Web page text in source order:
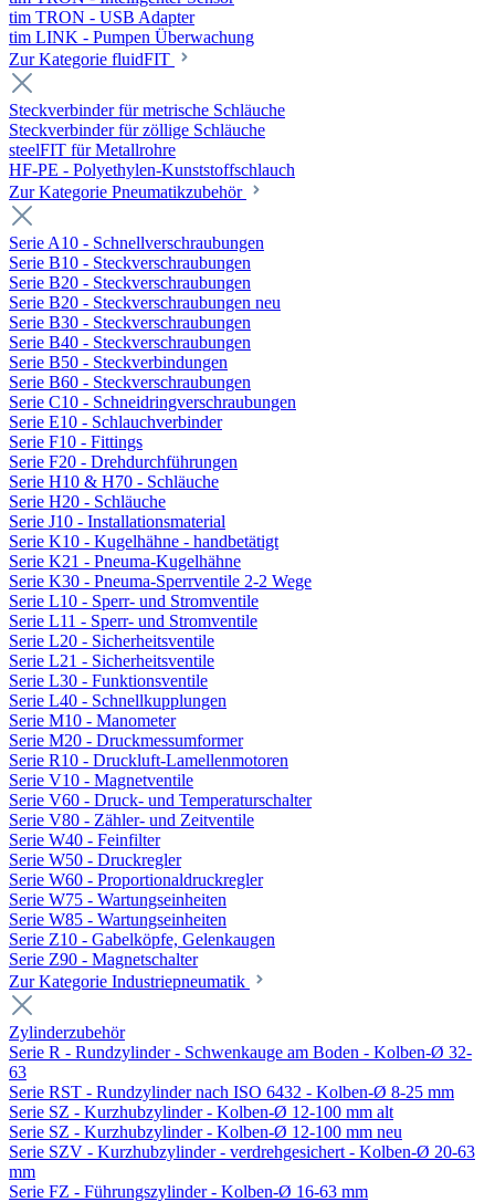
tim TRON - USB Adapter
tim LINK - Pumpen Überwachung
Zur Kategorie fluidFIT
Steckverbinder für metrische Schläuche
Steckverbinder für zöllige Schläuche
steelFIT für Metallrohre
HF-PE - Polyethylen-Kunststoffschlauch
Zur Kategorie Pneumatikzubehör
Serie A10 - Schnellverschraubungen
Serie B10 - Steckverschraubungen
Serie B20 - Steckverschraubungen
Serie B20 - Steckverschraubungen neu
Serie B30 - Steckverschraubungen
Serie B40 - Steckverschraubungen
Serie B50 - Steckverbindungen
Serie B60 - Steckverschraubungen
Serie C10 - Schneidringverschraubungen
Serie E10 - Schlauchverbinder
Serie F10 - Fittings
Serie F20 - Drehdurchführungen
Serie H10 & H70 - Schläuche
Serie H20 - Schläuche
Serie J10 - Installationsmaterial
Serie K10 - Kugelhähne - handbetätigt
Serie K21 - Pneuma-Kugelhähne
Serie K30 - Pneuma-Sperrventile 2-2 Wege
Serie L10 - Sperr- und Stromventile
Serie L11 - Sperr- und Stromventile
Serie L20 - Sicherheitsventile
Serie L21 - Sicherheitsventile
Serie L30 - Funktionsventile
Serie L40 - Schnellkupplungen
Serie M10 - Manometer
Serie M20 - Druckmessumformer
Serie R10 - Druckluft-Lamellenmotoren
Serie V10 - Magnetventile
Serie V60 - Druck- und Temperaturschalter
Serie V80 - Zähler- und Zeitventile
Serie W40 - Feinfilter
Serie W50 - Druckregler
Serie W60 - Proportionaldruckregler
Serie W75 - Wartungseinheiten
Serie W85 - Wartungseinheiten
Serie Z10 - Gabelköpfe, Gelenkaugen
Serie Z90 - Magnetschalter
Zur Kategorie Industriepneumatik
Zylinderzubehör
Serie R - Rundzylinder - Schwenkauge am Boden - Kolben-Ø 32-
63
Serie RST - Rundzylinder nach ISO 6432 - Kolben-Ø 8-25 mm
Serie SZ - Kurzhubzylinder - Kolben-Ø 12-100 mm alt
Serie SZ - Kurzhubzylinder - Kolben-Ø 12-100 mm neu
Serie SZV - Kurzhubzylinder - verdrehgesichert - Kolben-Ø 20-63
mm
Serie FZ - Führungszylinder - Kolben-Ø 16-63 mm